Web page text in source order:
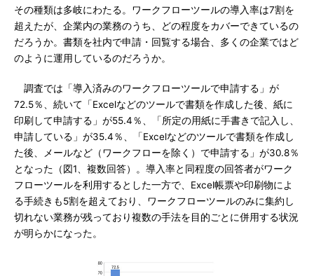
その種類は多岐にわたる。ワークフローツールの導入率は7割を
超えたが、企業内の業務のうち、どの程度をカバーできているの
だろうか。書類を社内で申請・回覧する場合、多くの企業ではど
のように運用しているのだろうか。
調査では「導入済みのワークフローツールで申請する」が
72.5％、続いて「Excelなどのツールで書類を作成した後、紙に
印刷して申請する」が55.4％、「所定の用紙に手書きで記入し、
申請している」が35.4％、「Excelなどのツールで書類を作成し
た後、メールなど（ワークフローを除く）で申請する」が30.8％
となった（図1、複数回答）。導入率と同程度の回答者がワーク
フローツールを利用するとした一方で、Excel帳票や印刷物によ
る手続きも5割を超えており、ワークフローツールのみに集約し
切れない業務が残っており複数の手法を目的ごとに併用する状況
が明らかになった。